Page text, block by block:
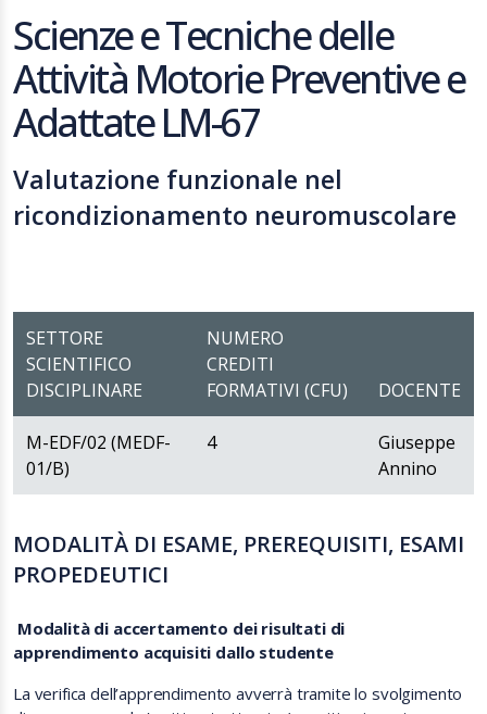
Scienze e Tecniche delle
Attività Motorie Preventive e
Adattate LM-67
Valutazione funzionale nel
ricondizionamento neuromuscolare
SETTORE
SCIENTIFICO
DISCIPLINARE
NUMERO
CREDITI
FORMATIVI (CFU)
DOCENTE
M-EDF/02 (MEDF-
01/B)
4
Giuseppe
Annino
MODALITÀ DI ESAME, PREREQUISITI, ESAMI
PROPEDEUTICI
Modalità di accertamento dei risultati di
apprendimento acquisiti dallo studente
La verifica dell’apprendimento avverrà tramite lo svolgimento